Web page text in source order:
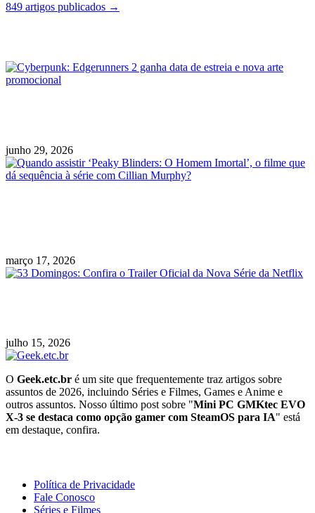
849 artigos publicados →
junho 29, 2026
março 17, 2026
julho 15, 2026
O Geek.etc.br é um site que frequentemente traz artigos sobre
assuntos de 2026, incluindo Séries e Filmes, Games e Anime e
outros assuntos. Nosso último post sobre "Mini PC GMKtec EVO
X-3 se destaca como opção gamer com SteamOS para IA" está
em destaque, confira.
Política de Privacidade
Fale Conosco
Séries e Filmes